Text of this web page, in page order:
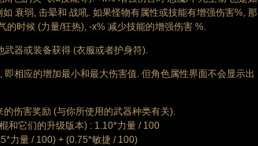
衰弱, 击晕和 战吼. 如果怪物有属性或技能有增强伤害%, 那
的时候 (力量/狂热), -x% 减少技能的增强伤害 %.
武器或装备获得 (衣服或者护身符).
即相应的增加最小和最大伤害值. 但角色属性界面不会显示出
伤害奖励 (与你所使用的武器种类有关).
和它们的升级版本) : 1.10*力量 / 100
力量 / 100) + (0.75*敏捷 / 100)